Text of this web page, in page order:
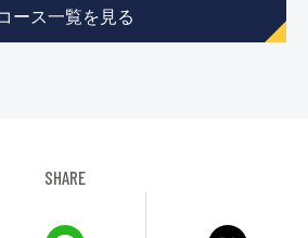
ース一覧を見る
SHARE